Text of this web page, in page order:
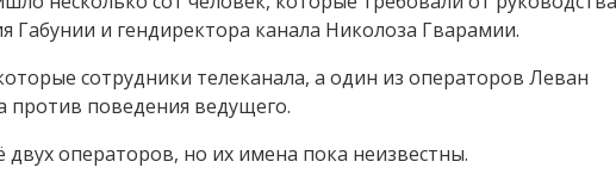
Габунии и гендиректора канала Николоза Гварамии.
сотрудники телеканала, а один из операторов Леван
против поведения ведущего.
операторов, но их имена пока неизвестны.